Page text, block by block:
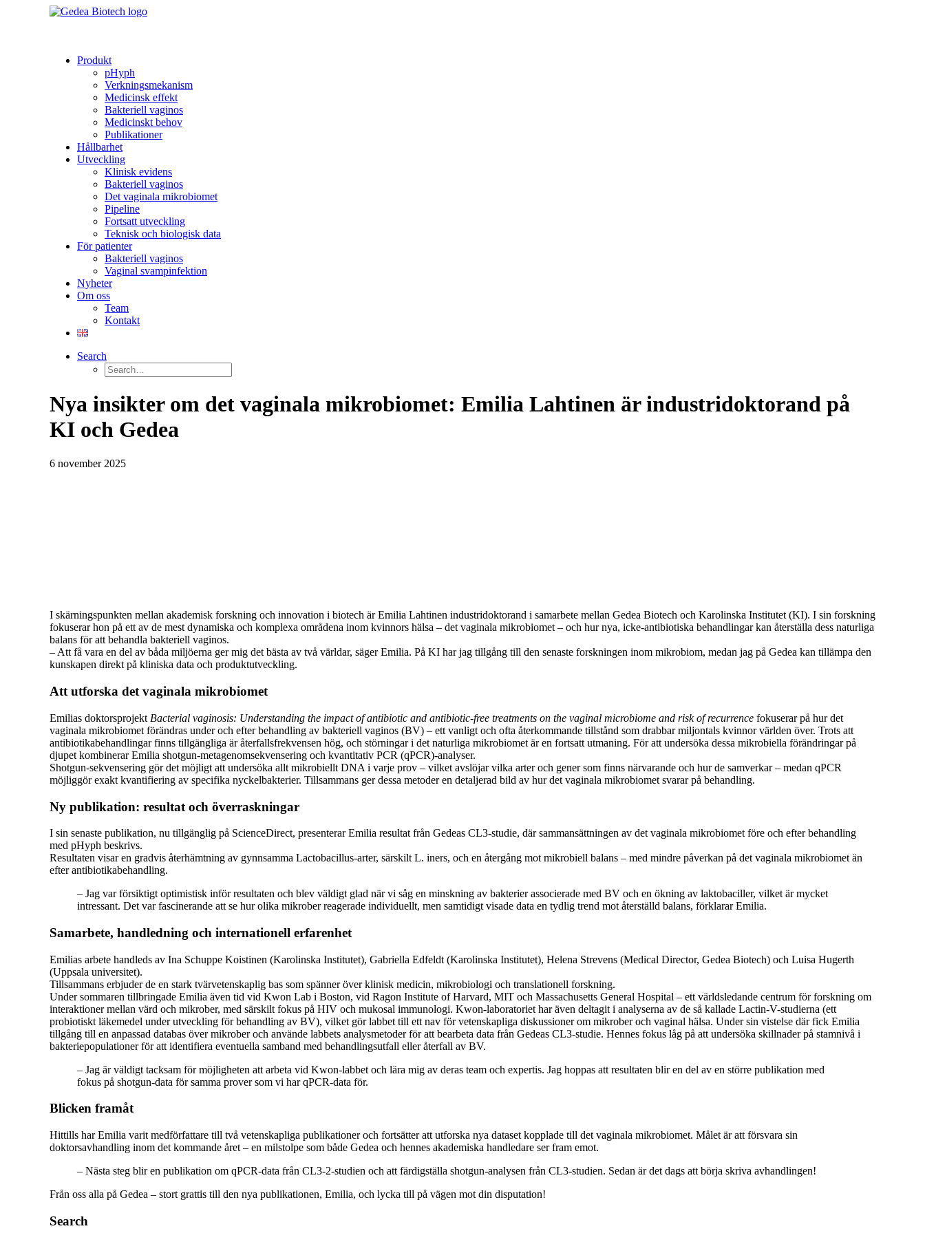
Produkt
pHyph
Verkningsmekanism
Medicinsk effekt
Bakteriell vaginos
Medicinskt behov
Publikationer
Hållbarhet
Utveckling
Klinisk evidens
Bakteriell vaginos
Det vaginala mikrobiomet
Pipeline
Fortsatt utveckling
Teknisk och biologisk data
För patienter
Bakteriell vaginos
Vaginal svampinfektion
Nyheter
Om oss
Team
Kontakt
Search
Nya insikter om det vaginala mikrobiomet: Emilia Lahtinen är industridoktorand på
KI och Gedea
6 november 2025
I skärningspunkten mellan akademisk forskning och innovation i biotech är Emilia Lahtinen industridoktorand i samarbete mellan Gedea Biotech och Karolinska Institutet (KI). I sin forskning
fokuserar hon på ett av de mest dynamiska och komplexa områdena inom kvinnors hälsa – det vaginala mikrobiomet – och hur nya, icke-antibiotiska behandlingar kan återställa dess naturliga
balans för att behandla bakteriell vaginos.
– Att få vara en del av båda miljöerna ger mig det bästa av två världar, säger Emilia. På KI har jag tillgång till den senaste forskningen inom mikrobiom, medan jag på Gedea kan tillämpa den
kunskapen direkt på kliniska data och produktutveckling.
Att utforska det vaginala mikrobiomet
Emilias doktorsprojekt Bacterial vaginosis: Understanding the impact of antibiotic and antibiotic-free treatments on the vaginal microbiome and risk of recurrence fokuserar på hur det
vaginala mikrobiomet förändras under och efter behandling av bakteriell vaginos (BV) – ett vanligt och ofta återkommande tillstånd som drabbar miljontals kvinnor världen över. Trots att
antibiotikabehandlingar finns tillgängliga är återfallsfrekvensen hög, och störningar i det naturliga mikrobiomet är en fortsatt utmaning. För att undersöka dessa mikrobiella förändringar på
djupet kombinerar Emilia shotgun-metagenomsekvensering och kvantitativ PCR (qPCR)-analyser.
Shotgun-sekvensering gör det möjligt att undersöka allt mikrobiellt DNA i varje prov – vilket avslöjar vilka arter och gener som finns närvarande och hur de samverkar – medan qPCR
möjliggör exakt kvantifiering av specifika nyckelbakterier. Tillsammans ger dessa metoder en detaljerad bild av hur det vaginala mikrobiomet svarar på behandling.
Ny publikation: resultat och överraskningar
I sin senaste publikation, nu tillgänglig på ScienceDirect, presenterar Emilia resultat från Gedeas CL3-studie, där sammansättningen av det vaginala mikrobiomet före och efter behandling
med pHyph beskrivs.
Resultaten visar en gradvis återhämtning av gynnsamma Lactobacillus-arter, särskilt L. iners, och en återgång mot mikrobiell balans – med mindre påverkan på det vaginala mikrobiomet än
efter antibiotikabehandling.
– Jag var försiktigt optimistisk inför resultaten och blev väldigt glad när vi såg en minskning av bakterier associerade med BV och en ökning av laktobaciller, vilket är mycket
intressant. Det var fascinerande att se hur olika mikrober reagerade individuellt, men samtidigt visade data en tydlig trend mot återställd balans, förklarar Emilia.
Samarbete, handledning och internationell erfarenhet
Emilias arbete handleds av Ina Schuppe Koistinen (Karolinska Institutet), Gabriella Edfeldt (Karolinska Institutet), Helena Strevens (Medical Director, Gedea Biotech) och Luisa Hugerth
(Uppsala universitet).
Tillsammans erbjuder de en stark tvärvetenskaplig bas som spänner över klinisk medicin, mikrobiologi och translationell forskning.
Under sommaren tillbringade Emilia även tid vid Kwon Lab i Boston, vid Ragon Institute of Harvard, MIT och Massachusetts General Hospital – ett världsledande centrum för forskning om
interaktioner mellan värd och mikrober, med särskilt fokus på HIV och mukosal immunologi. Kwon-laboratoriet har även deltagit i analyserna av de så kallade Lactin-V-studierna (ett
probiotiskt läkemedel under utveckling för behandling av BV), vilket gör labbet till ett nav för vetenskapliga diskussioner om mikrober och vaginal hälsa. Under sin vistelse där fick Emilia
tillgång till en anpassad databas över mikrober och använde labbets analysmetoder för att bearbeta data från Gedeas CL3-studie. Hennes fokus låg på att undersöka skillnader på stamnivå i
bakteriepopulationer för att identifiera eventuella samband med behandlingsutfall eller återfall av BV.
– Jag är väldigt tacksam för möjligheten att arbeta vid Kwon-labbet och lära mig av deras team och expertis. Jag hoppas att resultaten blir en del av en större publikation med
fokus på shotgun-data för samma prover som vi har qPCR-data för.
Blicken framåt
Hittills har Emilia varit medförfattare till två vetenskapliga publikationer och fortsätter att utforska nya dataset kopplade till det vaginala mikrobiomet. Målet är att försvara sin
doktorsavhandling inom det kommande året – en milstolpe som både Gedea och hennes akademiska handledare ser fram emot.
– Nästa steg blir en publikation om qPCR-data från CL3-2-studien och att färdigställa shotgun-analysen från CL3-studien. Sedan är det dags att börja skriva avhandlingen!
Från oss alla på Gedea – stort grattis till den nya publikationen, Emilia, och lycka till på vägen mot din disputation!
Search